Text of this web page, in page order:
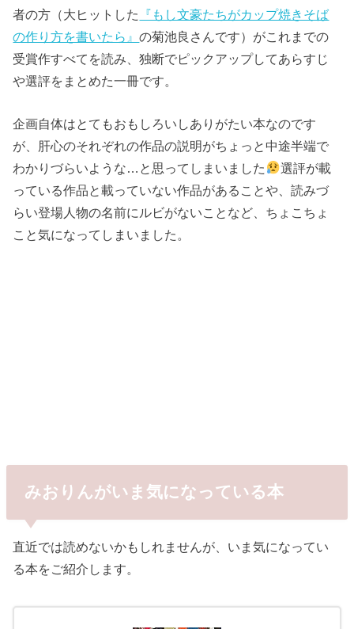
者の方（大ヒットした
『もし文豪たちがカップ焼きそば
の作り方を書いたら』の菊池良さんです）がこれまでの
受賞作すべてを読み、独断でピックアップしてあらすじ
や選評をまとめた一冊です。
企画自体はとてもおもしろいしありがたい本なのです
が、肝心のそれぞれの作品の説明がちょっと中途半端で
わかりづらいような…と思ってしまいました
選評が載
っている作品と載っていない作品があることや、読みづ
らい登場人物の名前にルビがないことなど、ちょこちょ
こと気になってしまいました。
みおりんがいま気になっている本
直近では読めないかもしれませんが、いま気になってい
る本をご紹介します。